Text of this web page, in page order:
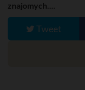
znajomych....
Tweet